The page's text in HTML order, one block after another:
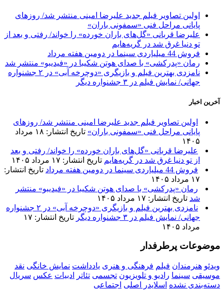
اولین تصاویر فیلم جدید علیرضا امینی منتشر شد/ روزهای
پایانی مراحل فنی «سمفونی باران»
علیرضا قربانی «گل‌های باران خورده» را خواند/ رفتی و بعد از
تو دنیا غرق شد در گریه‌هایم
فروش 44 میلیاردی سینما در دومین هفته مرداد
رمان «پدرکشی» با صدای هوتن شکیبا در «فیدیبو» منتشر شد
نامزدی بهترین فیلم و بازیگری «دوچرخه آبی» در ۲ جشنواره
جهانی/ نمایش فیلم در ۳ جشنواره دیگر
آخرین اخبار
اولین تصاویر فیلم جدید علیرضا امینی منتشر شد/ روزهای
پایانی مراحل فنی «سمفونی باران»
تاریخ انتشار: ۱۸ مرداد
۱۴۰۵
علیرضا قربانی «گل‌های باران خورده» را خواند/ رفتی و بعد
از تو دنیا غرق شد در گریه‌هایم تاریخ انتشار: ۱۷ مرداد ۱۴۰۵
فروش 44 میلیاردی سینما در دومین هفته مرداد
تاریخ انتشار:
۱۷ مرداد ۱۴۰۵
رمان «پدرکشی» با صدای هوتن شکیبا در «فیدیبو» منتشر
شد تاریخ انتشار: ۱۷ مرداد ۱۴۰۵
نامزدی بهترین فیلم و بازیگری «دوچرخه آبی» در ۲ جشنواره
جهانی/ نمایش فیلم در ۳ جشنواره دیگر
تاریخ انتشار: ۱۷
مرداد ۱۴۰۵
موضوعات پرطرفدار
ویدئو هنرمندان فیلم فرهنگی و هنری یادداشت نمایش خانگی نقد
موسیقی سینما رادیو و تلویزیون تجسمی تئاتر ادبیات عکس سریال
دسته‌بندی نشده اسلایدر اصلی اجتماعی